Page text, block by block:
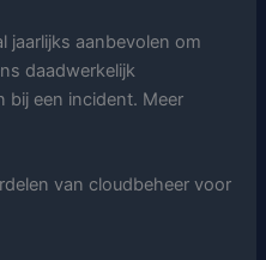
jaarlijks aanbevolen om
daadwerkelijk
bij een incident. Meer
van cloudbeheer voor